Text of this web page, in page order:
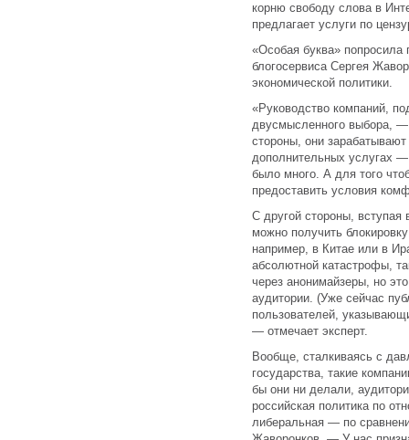
корню свободу слова в
предлагает услуги по
«Особая буква» попросила
блогосервиса Сергея
экономической политики.
«Руководство компаний,
двусмысленного выбора,
стороны, они
дополнительных услугах
было много. А для того
предоставить условия
С другой стороны, вступая
можно получить
например, в Китае или в
абсолютной катастрофы,
через анонимайзеры, но
аудитории. (Уже сейчас
пользователей,
— отмечает эксперт.
Вообще, сталкиваясь с
государства, такие
бы они ни делали,
российская политика по
либеральная — по